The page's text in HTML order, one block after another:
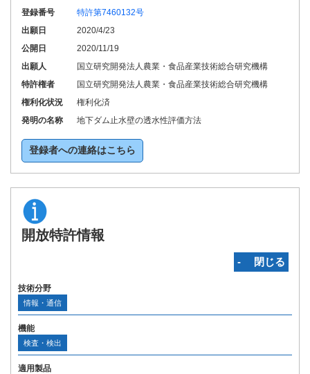
登録番号
特許第7460132号
出願日
2020/4/23
公開日
2020/11/19
出願人
国立研究開発法人農業・食品産業技術総合研究機構
特許権者
国立研究開発法人農業・食品産業技術総合研究機構
権利化状況
権利化済
発明の名称
地下ダム止水壁の透水性評価方法
登録者への連絡はこちら
開放特許情報
‐ 閉じる
技術分野
情報・通信
機能
検査・検出
適用製品